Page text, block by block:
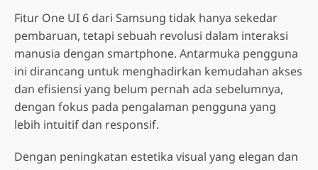
Fitur One UI 6 dari Samsung tidak hanya sekedar
pembaruan, tetapi sebuah revolusi dalam interaksi
manusia dengan smartphone. Antarmuka pengguna
ini dirancang untuk menghadirkan kemudahan akses
dan efisiensi yang belum pernah ada sebelumnya,
dengan fokus pada pengalaman pengguna yang
lebih intuitif dan responsif.
Dengan peningkatan estetika visual yang elegan dan